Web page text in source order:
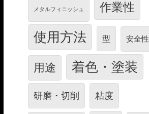
メタルフィニッシュ 作業性
使用方法 型 安全性
用途 着色・塗装
研磨・切削 粘度